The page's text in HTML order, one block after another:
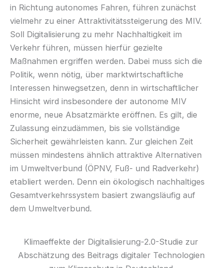
in Richtung autonomes Fahren, führen zunächst
vielmehr zu einer Attraktivitätssteigerung des MIV.
Soll Digitalisierung zu mehr Nachhaltigkeit im
Verkehr führen, müssen hierfür gezielte
Maßnahmen ergriffen werden. Dabei muss sich die
Politik, wenn nötig, über marktwirtschaftliche
Interessen hinwegsetzen, denn in wirtschaftlicher
Hinsicht wird insbesondere der autonome MIV
enorme, neue Absatzmärkte eröffnen. Es gilt, die
Zulassung einzudämmen, bis sie vollständige
Sicherheit gewährleisten kann. Zur gleichen Zeit
müssen mindestens ähnlich attraktive Alternativen
im Umweltverbund (ÖPNV, Fuß- und Radverkehr)
etabliert werden. Denn ein ökologisch nachhaltiges
Gesamtverkehrssystem basiert zwangsläufig auf
dem Umweltverbund.
Klimaeffekte der Digitalisierung-2.0-Studie zur
Abschätzung des Beitrags digitaler Technologien